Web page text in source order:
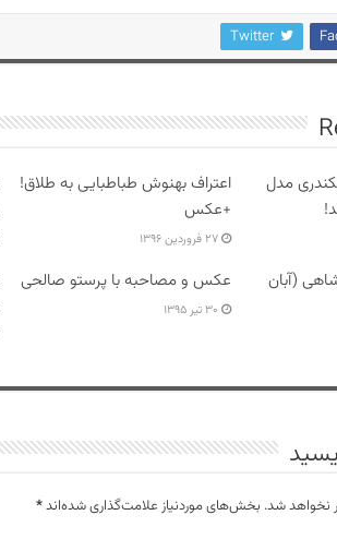
Twitter
مدل
اعتراف بهنوش طباطبایی به طلاق!
+عکس
۲۷ فروردین ۱۳۹۶
(آبان
عکس و مصاحبه با پرستو صالحی
۳۰ تیر ۱۳۹۵
نخواهد شد. بخش‌های موردنیاز علامت‌گذاری شده‌اند*